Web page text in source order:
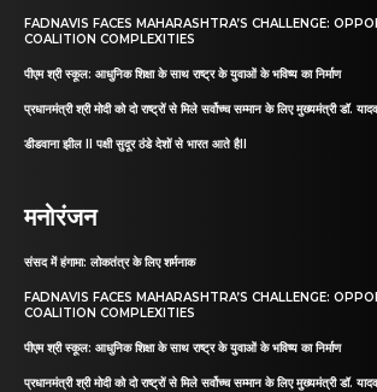
FADNAVIS FACES MAHARASHTRA’S CHALLENGE:
COALITION COMPLEXITIES
पीएम श्री स्कूल: आधुनिक शिक्षा के साथ राष्ट्र के युवाओं के भविष्य का निर्माण
प्रधानमंत्री श्री मोदी को दो राष्ट्रों से मिले सर्वोच्च सम्मान के लिए मुख्यमंत्री डॉ.
डीडवाना झील II पक्षी सुदूर ठंडे देशों से भारत आते हैII
मनोरंजन
संसद में हंगामा: लोकतंत्र के लिए शर्मनाक
FADNAVIS FACES MAHARASHTRA’S CHALLENGE:
COALITION COMPLEXITIES
पीएम श्री स्कूल: आधुनिक शिक्षा के साथ राष्ट्र के युवाओं के भविष्य का निर्माण
प्रधानमंत्री श्री मोदी को दो राष्ट्रों से मिले सर्वोच्च सम्मान के लिए मुख्यमंत्री डॉ.